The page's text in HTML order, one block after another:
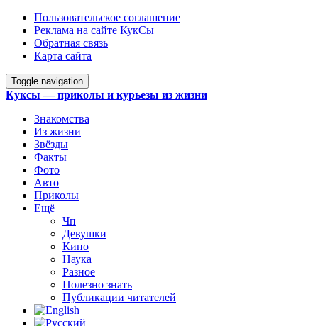
Пользовательское соглашение
Реклама на сайте КукСы
Обратная связь
Карта сайта
Toggle navigation
Куксы — приколы и курьезы из жизни
Знакомства
Из жизни
Звёзды
Факты
Фото
Авто
Приколы
Ещё
Чп
Девушки
Кино
Наука
Разное
Полезно знать
Публикации читателей